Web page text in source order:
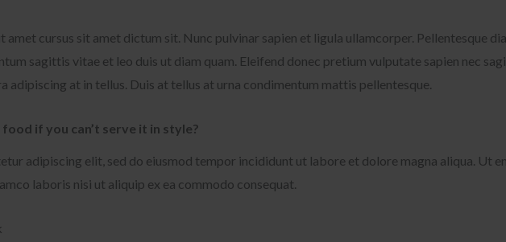
amet cursus sit amet dictum sit. Nunc pulvinar sapien et ligula ullamcorper. Pellentesque
sagittis vitae et leo duis ut diam quam. Eleifend donec pretium vulputate sapien nec
adipiscing at in tellus. Duis at tellus at urna condimentum mattis pellentesque.
if you can’t serve it in style?
adipiscing elit, sed do eiusmod tempor incididunt ut labore et dolore magna aliqua. Ut
laboris nisi ut aliquip ex ea commodo consequat.